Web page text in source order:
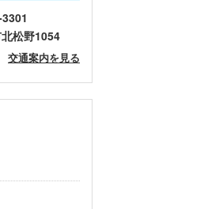
松野1054
交通案内を見る